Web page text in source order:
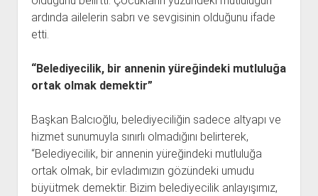
ardında ailelerin sabrı ve sevgisinin olduğunu ifade
etti.
“Belediyecilik, bir annenin yüreğindeki mutluluğa
ortak olmak demektir”
Başkan Balcıoğlu, belediyeciliğin sadece altyapı ve
hizmet sunumuyla sınırlı olmadığını belirterek,
“Belediyecilik, bir annenin yüreğindeki mutluluğa
ortak olmak, bir evladımızın gözündeki umudu
büyütmek demektir. Bizim belediyecilik anlayışımız,